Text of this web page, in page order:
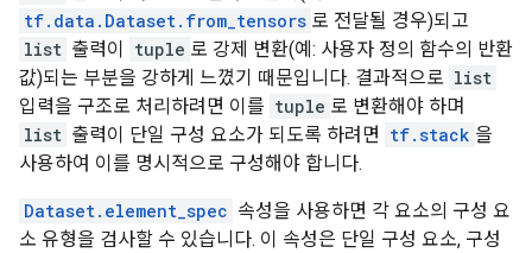
tf.data.Dataset.from_tensors 로 전달될 경우)되고
list 출력이 tuple 로 강제 변환(예: 사용자 정의 함수의 반환
값)되는 부분을 강하게 느꼈기 때문입니다. 결과적으로 list
입력을 구조로 처리하려면 이를 tuple 로 변환해야 하며
list 출력이 단일 구성 요소가 되도록 하려면 tf.stack 을
사용하여 이를 명시적으로 구성해야 합니다.
Dataset.element_spec 속성을 사용하면 각 요소의 구성 요
소 유형을 검사할 수 있습니다. 이 속성은 단일 구성 요소, 구성